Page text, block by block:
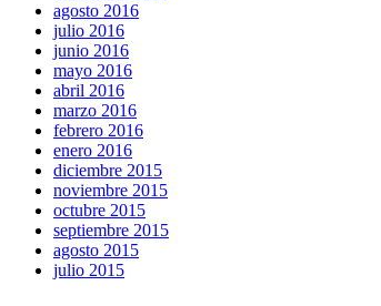
agosto 2016
julio 2016
junio 2016
mayo 2016
abril 2016
marzo 2016
febrero 2016
enero 2016
diciembre 2015
noviembre 2015
octubre 2015
septiembre 2015
agosto 2015
julio 2015